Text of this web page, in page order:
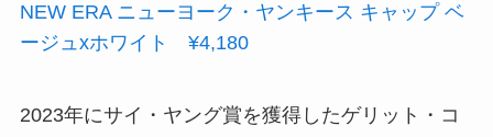
NEW ERA ニューヨーク・ヤンキース キャップ ベ
ージュxホワイト ¥4,180
2023年にサイ・ヤング賞を獲得したゲリット・コ